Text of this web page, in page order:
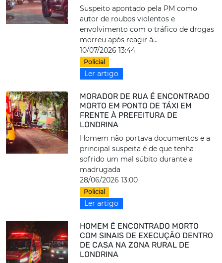
Suspeito apontado pela PM como
autor de roubos violentos e
envolvimento com o tráfico de drogas
morreu após reagir à...
10/07/2026 13:44
Policial
Ler artigo
MORADOR DE RUA É ENCONTRADO
MORTO EM PONTO DE TÁXI EM
FRENTE À PREFEITURA DE
LONDRINA
Homem não portava documentos e a
principal suspeita é de que tenha
sofrido um mal súbito durante a
madrugada
28/06/2026 13:00
Policial
Ler artigo
HOMEM É ENCONTRADO MORTO
COM SINAIS DE EXECUÇÃO DENTRO
DE CASA NA ZONA RURAL DE
LONDRINA